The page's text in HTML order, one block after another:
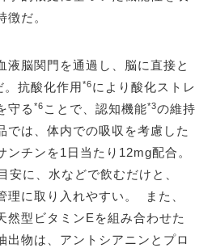
だ。
液脳関門を通過し、脳に直接と
。抗酸化作用*6により酸化ストレ
守る *6 ことで、認知機能*3の維持
では、体内での吸収を考慮した
ンチンを1日当たり12mg配合。
安に、水などで飲むだけと、
理に取り入れやすい。 また、
然型ビタミンEを組み合わせた
出物は、アントシアニンとプロ